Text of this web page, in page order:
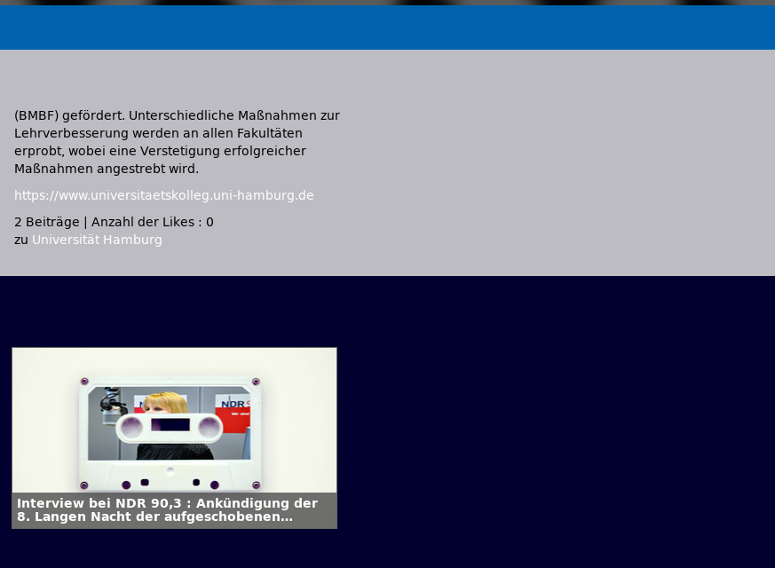
(BMBF) gefördert. Unterschiedliche Maßnahmen zur
Lehrverbesserung werden an allen Fakultäten
erprobt, wobei eine Verstetigung erfolgreicher
Maßnahmen angestrebt wird.
https://www.universitaetskolleg.uni-hamburg.de
2 Beiträge
Anzahl der Likes : 0
zu Universität Hamburg
Interview bei NDR 90,3 : Ankündigung der
8. Langen Nacht der aufgeschobenen
Hausarbeiten